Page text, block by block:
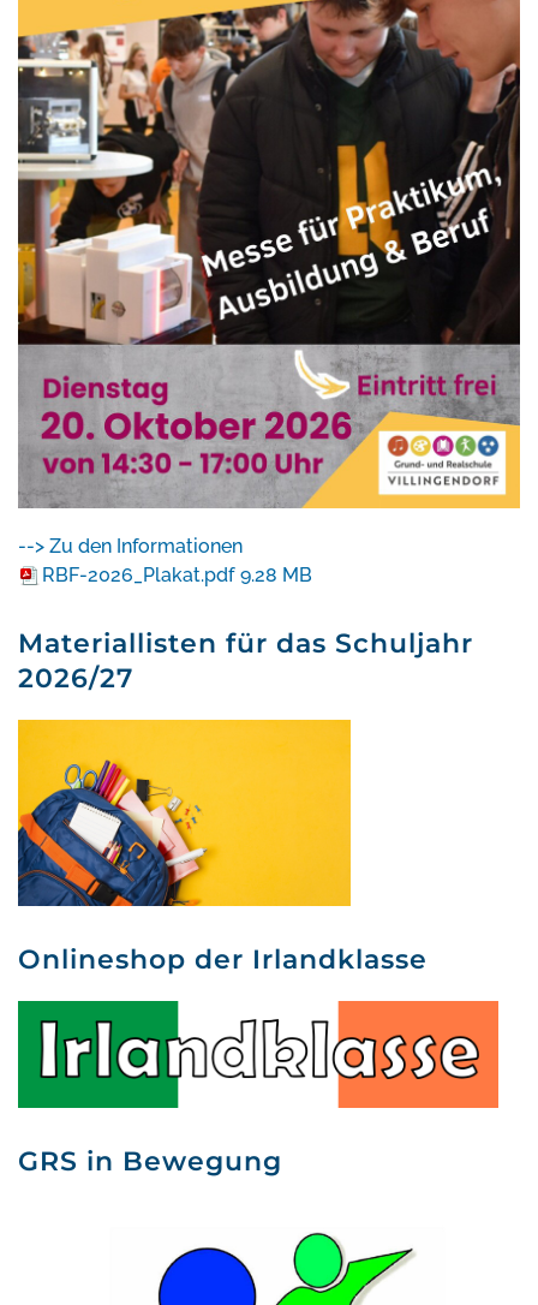
--> Zu den Informationen
RBF-2026_Plakat.pdf 9.28 MB
Materiallisten für das Schuljahr
2026/27
Onlineshop der Irlandklasse
GRS in Bewegung